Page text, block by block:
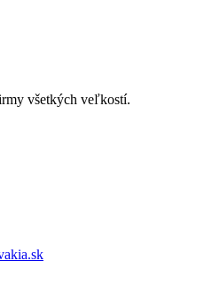
všetkých veľkostí.